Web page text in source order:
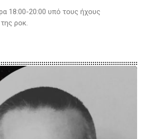
18:00-20:00 υπό τους ήχους
ροκ.